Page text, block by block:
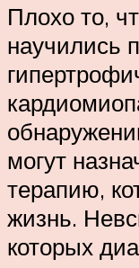
Плохо то,
научились
могут
терапию,
жизнь.
которых